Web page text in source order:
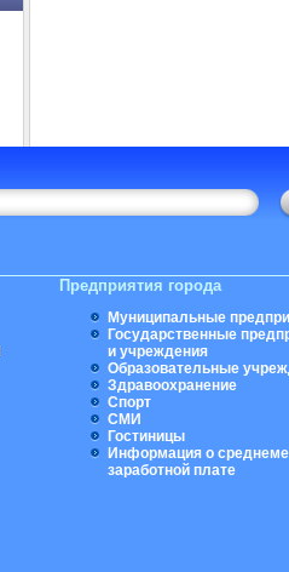
Предприятия города
Муниципальные
Государственные
и учреждения
Образовательные
Здравоохранение
Спорт
СМИ
Гостиницы
Информация о
заработной плате